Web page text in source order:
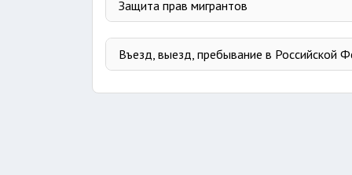
Защита прав мигрантов
Агентство миграции при Кабинете
Защита граждан Узбекистана за
Въезд, выезд, пребывание в Российской
Памятка гражданам Узбекистана,